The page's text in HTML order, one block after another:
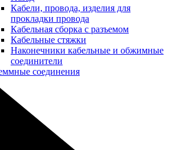
Кабели, провода, изделия для
прокладки провода
Кабельная сборка с разъемом
Кабельные стяжки
Наконечники кабельные и обжимные
соединители
соединения